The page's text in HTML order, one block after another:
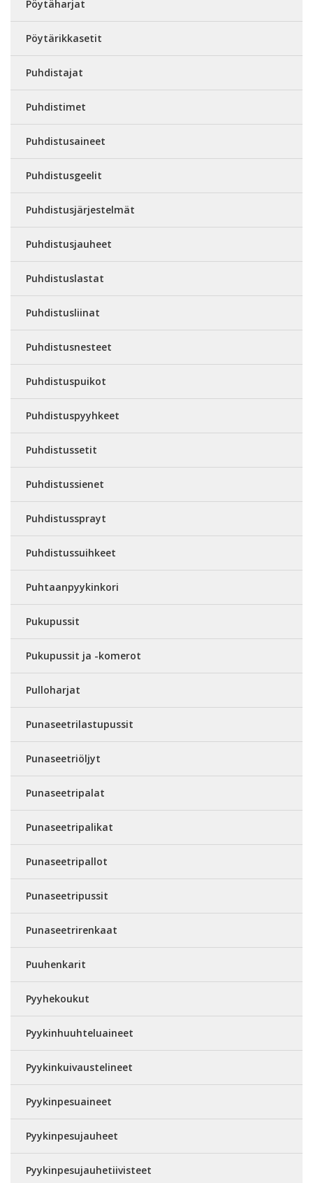
Pöytäharjat
Pöytärikkasetit
Puhdistajat
Puhdistimet
Puhdistusaineet
Puhdistusgeelit
Puhdistusjärjestelmät
Puhdistusjauheet
Puhdistuslastat
Puhdistusliinat
Puhdistusnesteet
Puhdistuspuikot
Puhdistuspyyhkeet
Puhdistussetit
Puhdistussienet
Puhdistussprayt
Puhdistussuihkeet
Puhtaanpyykinkori
Pukupussit
Pukupussit ja -komerot
Pulloharjat
Punaseetrilastupussit
Punaseetriöljyt
Punaseetripalat
Punaseetripalikat
Punaseetripallot
Punaseetripussit
Punaseetrirenkaat
Puuhenkarit
Pyyhekoukut
Pyykinhuuhteluaineet
Pyykinkuivaustelineet
Pyykinpesuaineet
Pyykinpesujauheet
Pyykinpesujauhetiivisteet